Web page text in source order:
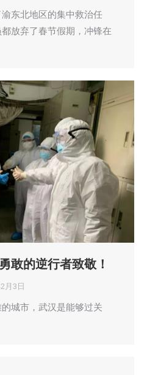
东北地区的集中救治任
放弃了春节假期，冲锋在
敢的逆行者致敬！
月3日
城市，武汉是能够过关